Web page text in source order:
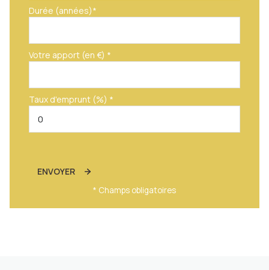
Durée (années)*
Votre apport (en €) *
Taux d'emprunt (%) *
ENVOYER
* Champs obligatoires